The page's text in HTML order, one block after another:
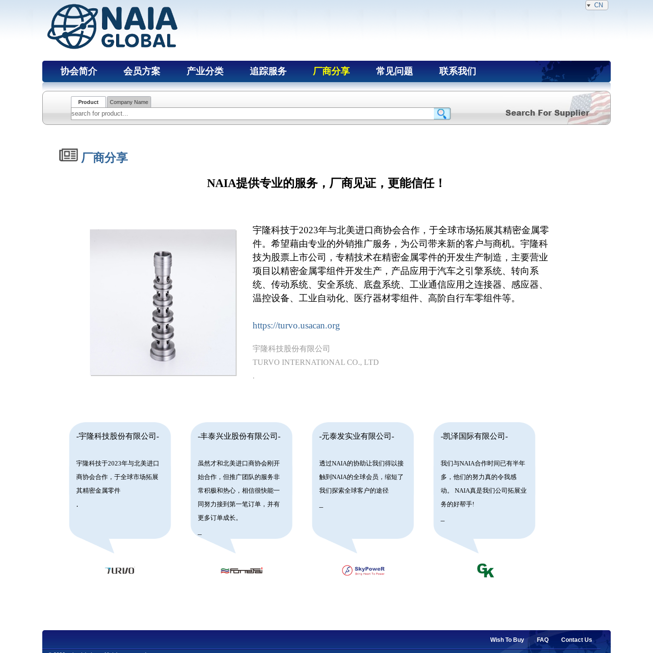
CN
协会简介 会员方案 产业分类 追踪服务 厂商分享 常见问题 联系我们
Product Company Name
厂商分享
NAIA提供专业的服务，厂商见证，更能信任！
宇隆科技于2023年与北美进口商协会合作，于全球市场拓展其精密金属零
件。希望藉由专业的外销推广服务，为公司带来新的客户与商机。宇隆科
技为股票上市公司，专精技术在精密金属零件的开发生产制造，主要营业
项目以精密金属零组件开发生产，产品应用于汽车之引擎系统、转向系
统、传动系统、安全系统、底盘系统、工业通信应用之连接器、感应器、
温控设备、工业自动化、医疗器材零组件、高阶自行车零组件等。
https://turvo.usacan.org
宇隆科技股份有限公司
TURVO INTERNATIONAL CO., LTD
.
-宇隆科技股份有限公司-
宇隆科技于2023年与北美进口
商协会合作，于全球市场拓展
其精密金属零件
.
-丰泰兴业股份有限公司-
虽然才和北美进口商协会刚开
始合作，但推广团队的服务非
常积极和热心，相信很快能一
同努力接到第一笔订单，并有
更多订单成长。
-元泰发实业有限公司-
透过NAIA的协助让我们得以接
触到NAIA的全球会员，缩短了
我们探索全球客户的途径
-凯泽国际有限公司-
我们与NAIA合作时间已有半年
多，他们的努力真的令我感
动。 NAIA真是我们公司拓展业
务的好帮手!
Wish To Buy FAQ Contact Us